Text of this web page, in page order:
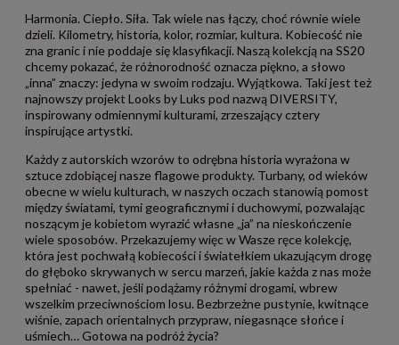
Harmonia. Ciepło. Siła. Tak wiele nas łączy, choć równie wiele
dzieli. Kilometry, historia, kolor, rozmiar, kultura. Kobiecość nie
zna granic i nie poddaje się klasyfikacji. Naszą kolekcją na SS20
chcemy pokazać, że różnorodność oznacza piękno, a słowo
„inna” znaczy: jedyna w swoim rodzaju. Wyjątkowa. Taki jest też
najnowszy projekt Looks by Luks pod nazwą DIVERSITY,
inspirowany odmiennymi kulturami, zrzeszający cztery
inspirujące artystki.
Każdy z autorskich wzorów to odrębna historia wyrażona w
sztuce zdobiącej nasze flagowe produkty. Turbany, od wieków
obecne w wielu kulturach, w naszych oczach stanowią pomost
między światami, tymi geograficznymi i duchowymi, pozwalając
noszącym je kobietom wyrazić własne „ja” na nieskończenie
wiele sposobów. Przekazujemy więc w Wasze ręce kolekcję,
która jest pochwałą kobiecości i światełkiem ukazującym drogę
do głęboko skrywanych w sercu marzeń, jakie każda z nas może
spełniać - nawet, jeśli podążamy różnymi drogami, wbrew
wszelkim przeciwnościom losu. Bezbrzeżne pustynie, kwitnące
wiśnie, zapach orientalnych przypraw, niegasnące słońce i
uśmiech… Gotowa na podróż życia?